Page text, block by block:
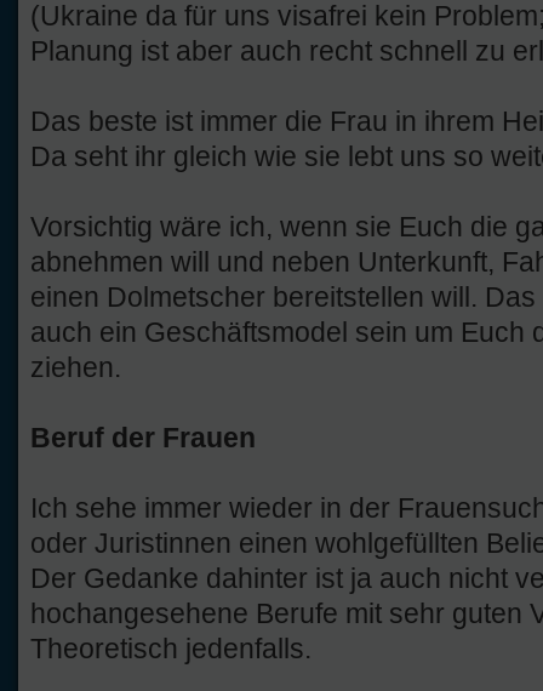
(Ukraine da für uns visafrei kein
Planung ist aber auch recht schnell zu
Das beste ist immer die Frau in ihrem
Da seht ihr gleich wie sie lebt uns so
Vorsichtig wäre ich, wenn sie Euch die
abnehmen will und neben Unterkunft,
einen Dolmetscher bereitstellen will.
auch ein Geschäftsmodel sein um Euch
ziehen.
Beruf der Frauen
Ich sehe immer wieder in der
oder Juristinnen einen wohlgefüllten
Der Gedanke dahinter ist ja auch nicht
hochangesehene Berufe mit sehr guten
Theoretisch jedenfalls.